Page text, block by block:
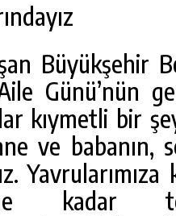
Büyükşehir
Günü’nün
kıymetli bir
ve babanın,
ne kadar